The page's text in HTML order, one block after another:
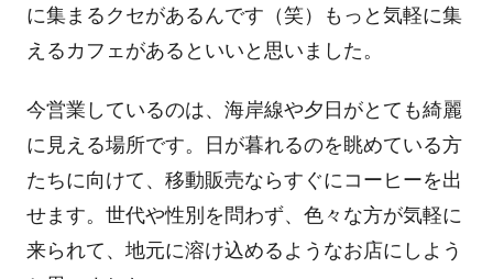
に集まるクセがあるんです（笑）もっと気軽に集
えるカフェがあるといいと思いました。
今営業しているのは、海岸線や夕日がとても綺麗
に見える場所です。日が暮れるのを眺めている方
たちに向けて、移動販売ならすぐにコーヒーを出
せます。世代や性別を問わず、色々な方が気軽に
来られて、地元に溶け込めるようなお店にしよう